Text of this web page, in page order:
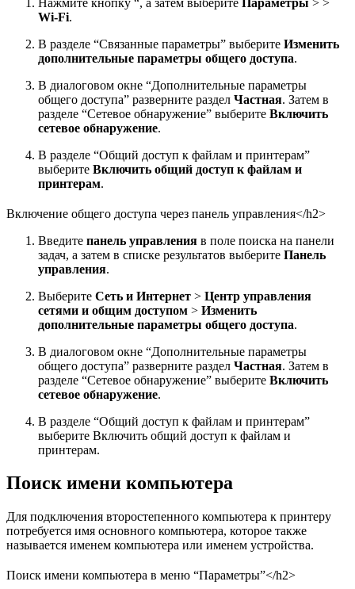
Wi-Fi.
В разделе “Связанные параметры” выберите Изменить
дополнительные параметры общего доступа.
В диалоговом окне “Дополнительные параметры
общего доступа” разверните раздел Частная. Затем в
разделе “Сетевое обнаружение” выберите Включить
сетевое обнаружение.
В разделе “Общий доступ к файлам и принтерам”
выберите Включить общий доступ к файлам и
принтерам.
Включение общего доступа через панель управления</h2>
Введите панель управления в поле поиска на панели
задач, а затем в списке результатов выберите Панель
управления.
Выберите Сеть и Интернет > Центр управления
сетями и общим доступом > Изменить
дополнительные параметры общего доступа.
В диалоговом окне “Дополнительные параметры
общего доступа” разверните раздел Частная. Затем в
разделе “Сетевое обнаружение” выберите Включить
сетевое обнаружение.
В разделе “Общий доступ к файлам и принтерам”
выберите Включить общий доступ к файлам и
принтерам.
Поиск имени компьютера
Для подключения второстепенного компьютера к принтеру
потребуется имя основного компьютера, которое также
называется именем компьютера или именем устройства.
Поиск имени компьютера в меню “Параметры”</h2>